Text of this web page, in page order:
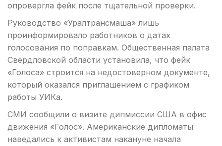
опровергла фейк после тщательной проверки.
Руководство «Уралтрансмаша» лишь
проинформировало работников о датах
голосования по поправкам. Общественная палата
Свердловской области установила, что фейк
«Голоса» строится на недостоверном документе,
который оказался приглашением с графиком
работы УИКа.
СМИ сообщили о визите дипмиссии США в офис
движения «Голос». Американские дипломаты
наведались к активистам накануне начала